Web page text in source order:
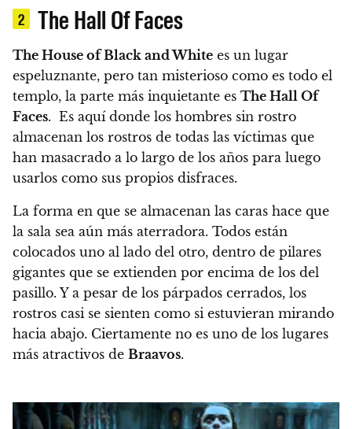
2 The Hall Of Faces
The House of Black and White es un lugar
espeluznante, pero tan misterioso como es todo el
templo, la parte más inquietante es The Hall Of
Faces. Es aquí donde los hombres sin rostro
almacenan los rostros de todas las víctimas que
han masacrado a lo largo de los años para luego
usarlos como sus propios disfraces.
La forma en que se almacenan las caras hace que
la sala sea aún más aterradora. Todos están
colocados uno al lado del otro, dentro de pilares
gigantes que se extienden por encima de los del
pasillo. Y a pesar de los párpados cerrados, los
rostros casi se sienten como si estuvieran mirando
hacia abajo. Ciertamente no es uno de los lugares
más atractivos de Braavos.